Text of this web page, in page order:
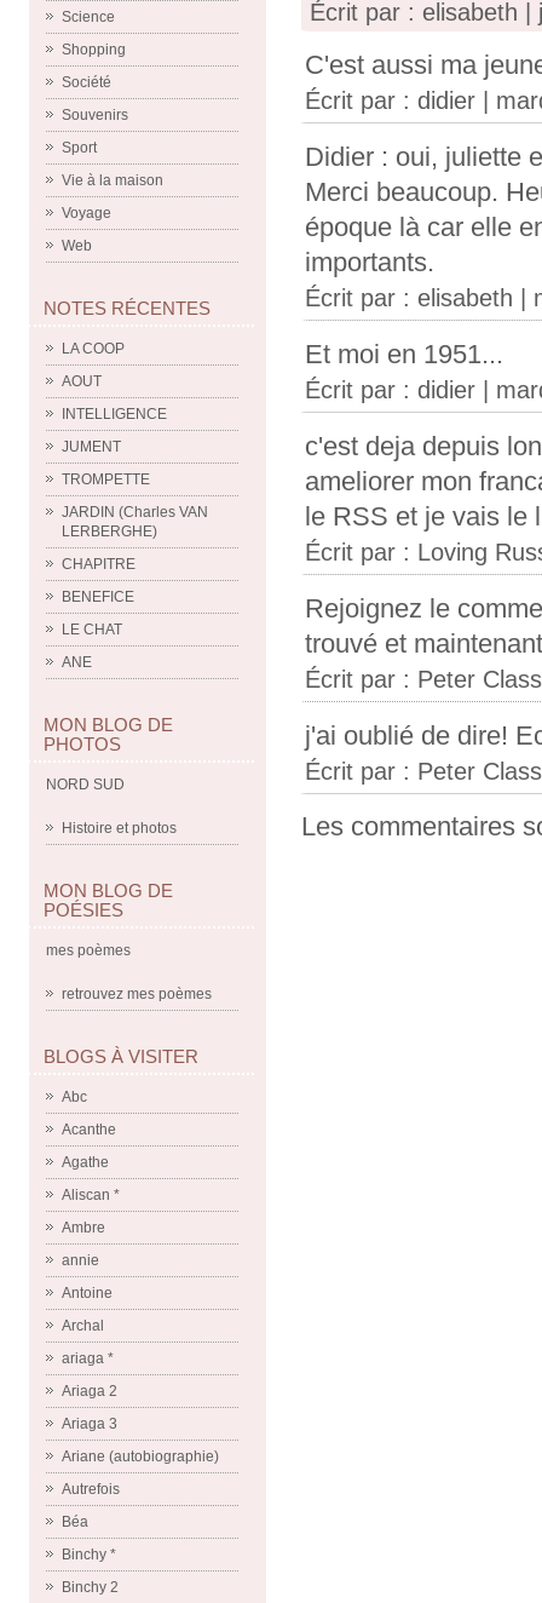
Science
Shopping
Société
Souvenirs
Sport
Vie à la maison
Voyage
Web
NOTES RÉCENTES
LA COOP
AOUT
INTELLIGENCE
JUMENT
TROMPETTE
JARDIN (Charles VAN
LERBERGHE)
CHAPITRE
BENEFICE
LE CHAT
ANE
MON BLOG DE
PHOTOS
NORD SUD
Histoire et photos
MON BLOG DE
POÉSIES
mes poèmes
retrouvez mes poèmes
BLOGS À VISITER
Abc
Acanthe
Agathe
Aliscan *
Ambre
annie
Antoine
Archal
ariaga *
Ariaga 2
Ariaga 3
Ariane (autobiographie)
Autrefois
Béa
Binchy *
Binchy 2
Écrit par : elisabeth |
C'est aussi ma
Écrit par : didier |
Didier : oui, juliette
Merci beaucoup.
époque là car elle
importants.
Écrit par : elisabeth |
Et moi en 1951...
Écrit par : didier |
c'est deja depuis
ameliorer mon
le RSS et je vais le
Écrit par : Loving
Rejoignez le
trouvé et
Écrit par : Peter
j'ai oublié de dire!
Écrit par : Peter
Les commentaires